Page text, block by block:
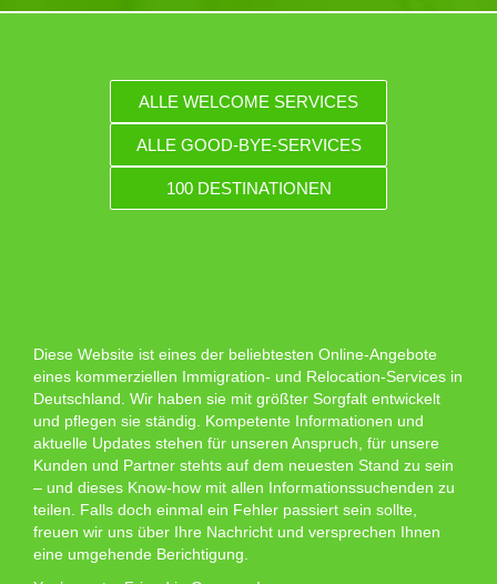
ALLE WELCOME SERVICES
ALLE GOOD-BYE-SERVICES
100 DESTINATIONEN
Diese Website ist eines der beliebtesten Online-Angebote
eines kommerziellen Immigration- und Relocation-Services in
Deutschland. Wir haben sie mit größter Sorgfalt entwickelt
und pflegen sie ständig. Kompetente Informationen und
aktuelle Updates stehen für unseren Anspruch, für unsere
Kunden und Partner stehts auf dem neuesten Stand zu sein
– und dieses Know-how mit allen Informationssuchenden zu
teilen. Falls doch einmal ein Fehler passiert sein sollte,
freuen wir uns über Ihre Nachricht und versprechen Ihnen
eine umgehende Berichtigung.